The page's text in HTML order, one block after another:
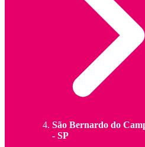
São Bernardo do
- SP